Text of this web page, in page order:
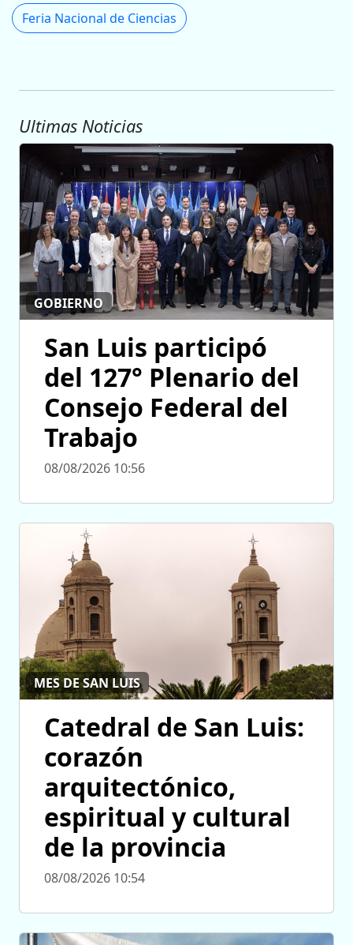
Feria Nacional de Ciencias
Ultimas Noticias
GOBIERNO
San Luis participó
del 127° Plenario del
Consejo Federal del
Trabajo
08/08/2026 10:56
MES DE SAN LUIS
Catedral de San Luis:
corazón
arquitectónico,
espiritual y cultural
de la provincia
08/08/2026 10:54